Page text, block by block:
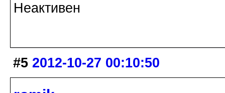
Неактивен
#5 2012-10-27 00:10:50